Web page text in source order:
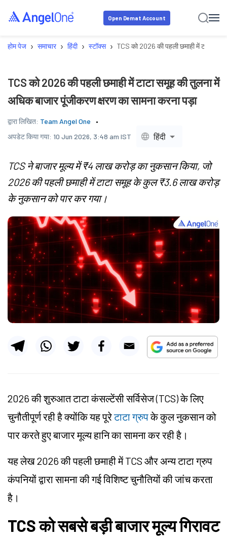
Open Demat Account
होम पेज › समाचार › हिंदी › स्टॉक्स › TCS को 2026 की पहली छमाही में टाटा
TCS को 2026 की पहली छमाही में टाटा समूह की तुलना में
अधिक बाजार पूंजीकरण क्षरण का सामना करना पड़ा
द्वारा लिखित: Team Angel One
अपडेट किया गया: 10 Jun 2026, 3:48 am IST हिंदी
TCS ने बाजार मूल्य में ₹4 लाख करोड़ का नुकसान किया, जो
2026 की पहली छमाही में टाटा समूह के कुल ₹3.6 लाख करोड़
के नुकसान को पार कर गया।
2026 की शुरुआत टाटा कंसल्टेंसी सर्विसेज (TCS) के लिए
चुनौतीपूर्ण रही है क्योंकि यह पूरेटाटा ग्रुपके कुल नुकसान को
पार करते हुए बाजार मूल्य हानि का सामना कर रही है।
यह लेख 2026 की पहली छमाही में TCS और अन्य टाटा ग्रुप
कंपनियों द्वारा सामना की गई विशिष्ट चुनौतियों की जांच करता
है।
TCS को सबसे बड़ी बाजार मूल्य गिरावट